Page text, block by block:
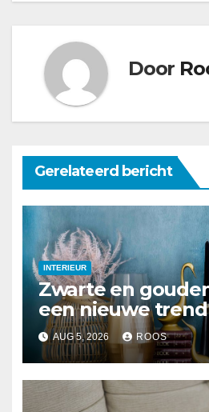
Door
Gerelateerd bericht
INTERIEUR
Zwarte en
een nieuwe trend
interieurs
AUG 5, 2026 ROOS